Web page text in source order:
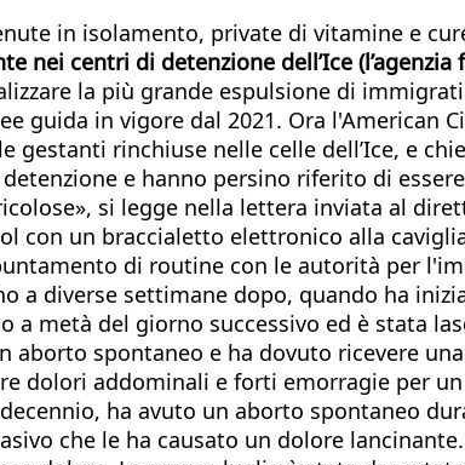
in isolamento, private di vitamine e
nei centri di detenzione dell’Ice
la più grande espulsione di
guida in vigore dal 2021. Ora l'American
rinchiuse nelle celle dell’Ice, e
e hanno persino riferito di
si legge nella lettera inviata al
con un braccialetto elettronico alla
di routine con le autorità per
a diverse settimane dopo, quando ha
metà del giorno successivo ed è stata
aborto spontaneo e ha dovuto ricevere
dolori addominali e forti emorragie per
ha avuto un aborto spontaneo
che le ha causato un dolore